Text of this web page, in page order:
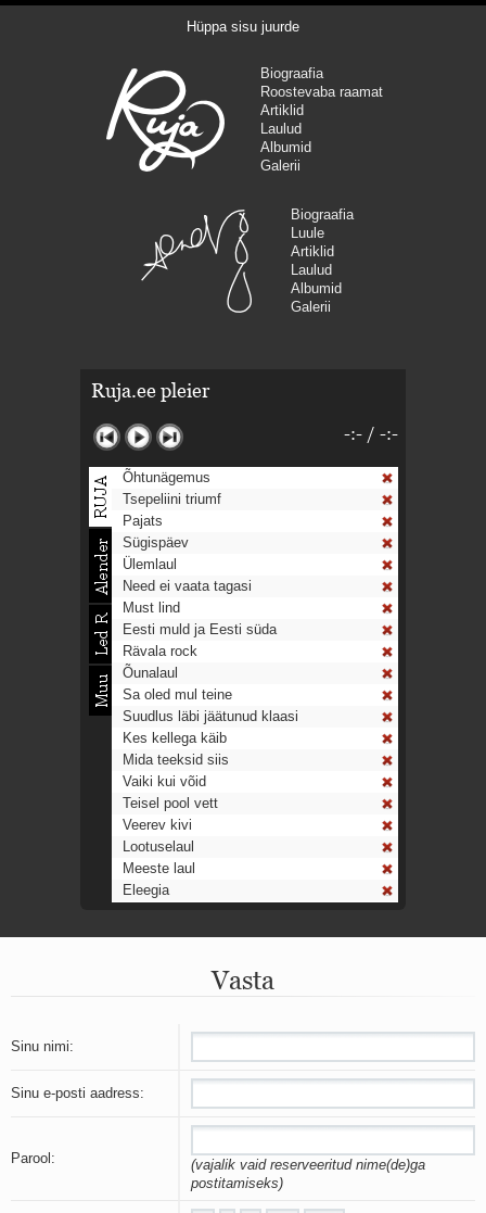
Hüppa sisu juurde
Biograafia
Roostevaba raamat
Artiklid
Laulud
Albumid
Galerii
Biograafia
Luule
Artiklid
Laulud
Albumid
Galerii
Ruja.ee pleier
-:- / -:-
Õhtunägemus
Tsepeliini triumf
Pajats
Sügispäev
Ülemlaul
Need ei vaata tagasi
Must lind
Eesti muld ja Eesti süda
Rävala rock
Õunalaul
Sa oled mul teine
Suudlus läbi jäätunud klaasi
Kes kellega käib
Mida teeksid siis
Vaiki kui võid
Teisel pool vett
Veerev kivi
Lootuselaul
Meeste laul
Eleegia
Ahtumine
Mu isamaa on minu arm
Ih-ih-hii ja ah-ah-haa
Päikeselapsed
Laul võimalusest
Nii vaikseks kõik on jäänud
Mis saab sellest loomusevalust
Vasta
Sinu nimi:
Sinu e-posti aadress:
Parool:
(vajalik vaid reserveeritud nime(de)ga
postitamiseks)